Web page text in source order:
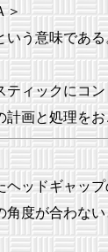
＞
う意味である
ィックにコ
画と処理をお
ッドギャッ
角度が合わな